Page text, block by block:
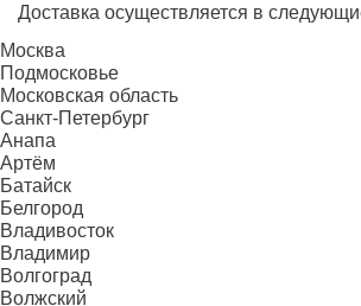
Доставка осуществляется в
Москва
Подмосковье
Московская область
Санкт-Петербург
Анапа
Артём
Батайск
Белгород
Владивосток
Владимир
Волгоград
Волжский